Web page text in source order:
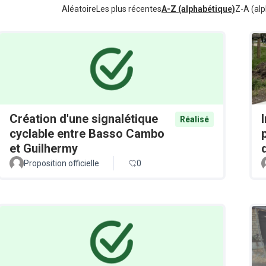
Aléatoire Les plus récentesA-Z (alphabétique)Z-A
Création d'une signalétique
cyclable entre Basso Cambo
et Guilhermy
Réalisé
Proposition officielle 0